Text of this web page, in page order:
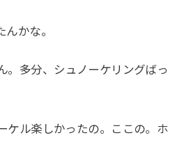
んかな。
。多分、シュノーケリングばっ
ケル楽しかったの。ここの。ホ